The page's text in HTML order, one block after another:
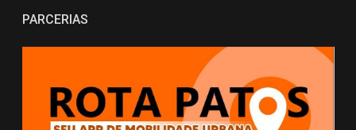
PARCERIAS